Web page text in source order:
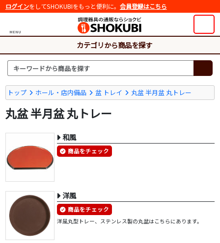
ログインをしてSHOKUBIをもっと便利に。 会員登録はこちら
MENU
カテゴリから商品を探す
トップ ホール・店内備品 盆 トレイ 丸盆 半月盆 丸トレー
丸盆 半月盆 丸トレー
和風
商品をチェック
洋風
商品をチェック
洋風丸型トレー、ステンレス製の丸盆はこちらにあります。